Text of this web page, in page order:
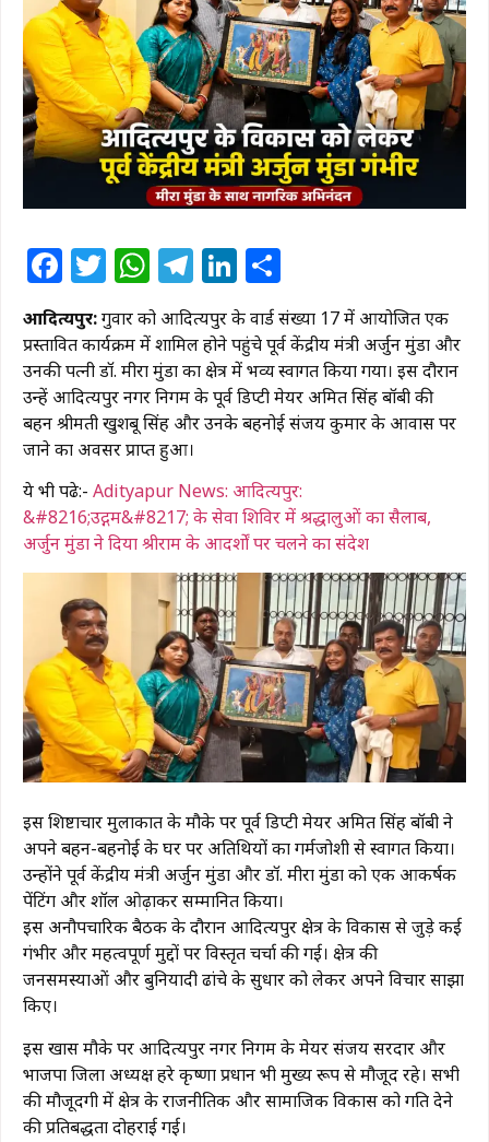
Facebook
Twitter
WhatsApp
Telegram
LinkedIn
आदित्यपुर:गुरुवार को आदित्यपुर के वार्ड संख्या 17 में आयोजित एक
प्रस्तावित कार्यक्रम में शामिल होने पहुंचे पूर्व केंद्रीय मंत्री अर्जुन मुंडा और
उनकी पत्नी डॉ. मीरा मुंडा का क्षेत्र में भव्य स्वागत किया गया। इस दौरान
उन्हें आदित्यपुर नगर निगम के पूर्व डिप्टी मेयर अमित सिंह बॉबी की
बहन श्रीमती खुशबू सिंह और उनके बहनोई संजय कुमार के आवास पर
जाने का अवसर प्राप्त हुआ।
ये भी पढे:- Adityapur News: आदित्यपुर:
&#8216;उद्गम&#8217; के सेवा शिविर में श्रद्धालुओं का सैलाब,
अर्जुन मुंडा ने दिया श्रीराम के आदर्शों पर चलने का संदेश
इस शिष्टाचार मुलाकात के मौके पर पूर्व डिप्टी मेयर अमित सिंह बॉबी ने
अपने बहन-बहनोई के घर पर अतिथियों का गर्मजोशी से स्वागत किया।
उन्होंने पूर्व केंद्रीय मंत्री अर्जुन मुंडा और डॉ. मीरा मुंडा को एक आकर्षक
पेंटिंग और शॉल ओढ़ाकर सम्मानित किया।
इस अनौपचारिक बैठक के दौरान आदित्यपुर क्षेत्र के विकास से जुड़े कई
गंभीर और महत्वपूर्ण मुद्दों पर विस्तृत चर्चा की गई। क्षेत्र की
जनसमस्याओं और बुनियादी ढांचे के सुधार को लेकर अपने विचार साझा
किए।
​इस खास मौके पर आदित्यपुर नगर निगम के मेयर संजय सरदार और
भाजपा जिला अध्यक्ष हरे कृष्णा प्रधान भी मुख्य रूप से मौजूद रहे। सभी
की मौजूदगी में क्षेत्र के राजनीतिक और सामाजिक विकास को गति देने
की प्रतिबद्धता दोहराई गई।